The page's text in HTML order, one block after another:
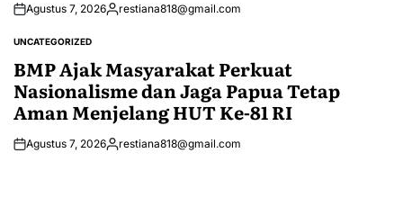
Agustus 7, 2026Posted
restiana818@gmail.com
POSTED
UNCATEGORIZED
BMP Ajak Masyarakat Perkuat
Nasionalisme dan Jaga Papua Tetap
Aman Menjelang HUT Ke-81 RI
Agustus 7, 2026Posted
restiana818@gmail.com